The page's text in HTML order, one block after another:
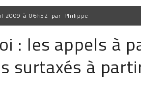
2009 à 06h52 par Philippe
: les appels à
surtaxés à